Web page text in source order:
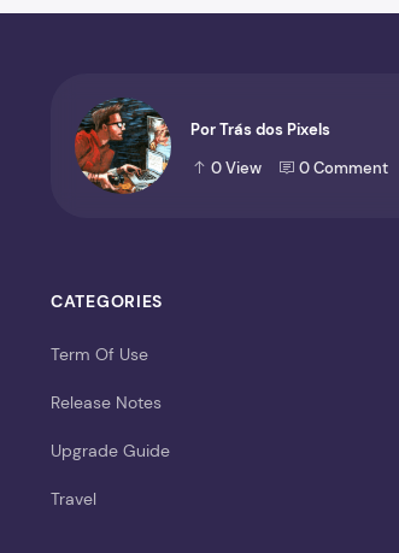
Por Trás dos Pixels
0View 0Comment
CATEGORIES
Term Of Use
Release Notes
Upgrade Guide
Travel